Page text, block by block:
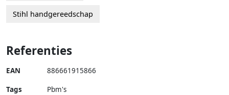
Stihl handgereedschap
Referenties
EAN 886661915866
Tags
Pbm's